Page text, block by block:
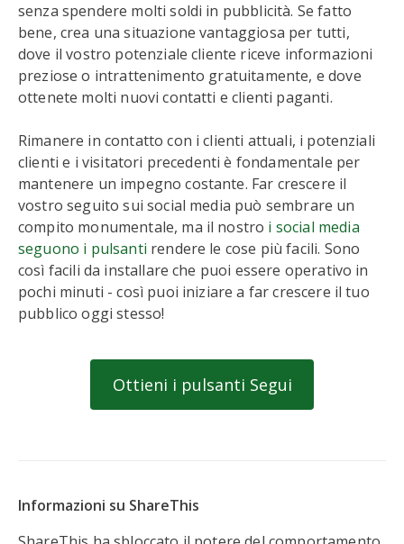
senza spendere molti soldi in pubblicità. Se fatto
bene, crea una situazione vantaggiosa per tutti,
dove il vostro potenziale cliente riceve informazioni
preziose o intrattenimento gratuitamente, e dove
ottenete molti nuovi contatti e clienti paganti.
Rimanere in contatto con i clienti attuali, i potenziali
clienti e i visitatori precedenti è fondamentale per
mantenere un impegno costante. Far crescere il
vostro seguito sui social media può sembrare un
compito monumentale, ma il nostro i social media
seguono i pulsanti rendere le cose più facili. Sono
così facili da installare che puoi essere operativo in
pochi minuti - così puoi iniziare a far crescere il tuo
pubblico oggi stesso!
Ottieni i pulsanti Segui
Informazioni su ShareThis